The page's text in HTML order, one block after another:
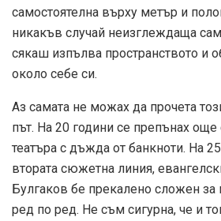
самостоятелна върху метър и
никакъв случай неизглеждаща
сякаш изпълва пространството и
около себе си.
Аз самата не можах да прочета
път. На 20 години се препънах още
театъра с дъжда от банкноти. На
втората сюжетна линия,
Булгаков бе прекалено сложен за
ред по ред. Не съм сигурна, че и